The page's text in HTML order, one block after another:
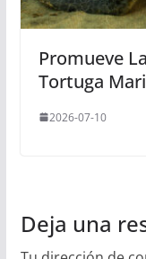
Promueve
Tortuga
2026-07-10
Deja una